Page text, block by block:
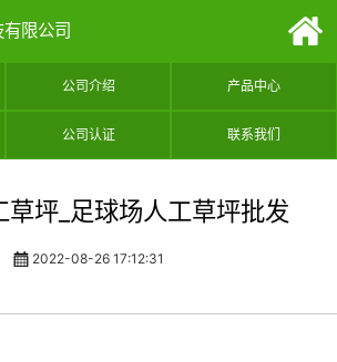
限公司
公司介绍 产品中心
公司认证 联系我们
草坪_足球场人工草坪批发
2022-08-26 17:12:31